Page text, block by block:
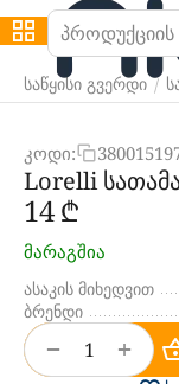
საწყისი გვერდი /
კოდი:
Lorelli
‍14‍₾
მარაგშია
ასაკის მიხედვით
ბრენდი
+
−